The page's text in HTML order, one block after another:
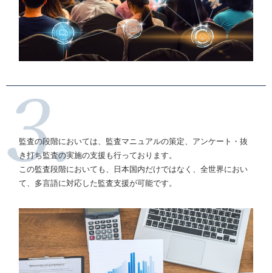
監査の段階においては、監査マニュアルの策定、アンケート・抜
き打ち監査の実施の支援も行っております。
この監査段階においても、日本国内だけではなく、全世界におい
て、多言語に対応した監査支援が可能です。